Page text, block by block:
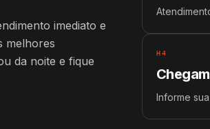
imediato e
melhores
da noite e fique
H4
Informe